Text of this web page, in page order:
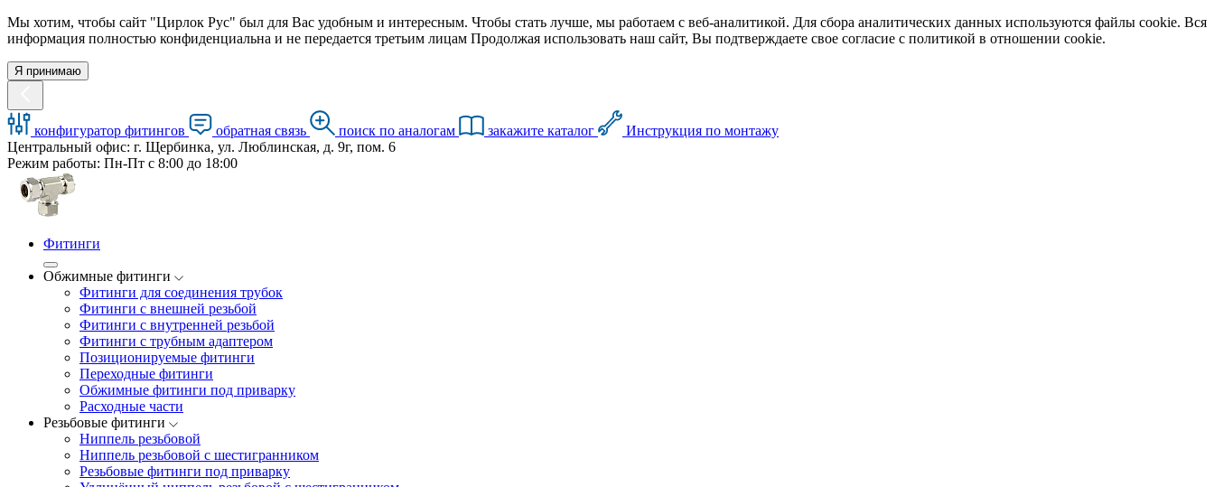
Мы хотим, чтобы сайт "Цирлок Рус" был для Вас удобным и интересным. Чтобы стать лучше, мы работаем с веб-аналитикой. Для сбора аналитических данных используются файлы cookie. Вся
информация полностью конфиденциальна и не передается третьим лицам Продолжая использовать наш сайт, Вы подтверждаете свое согласие с политикой в отношении cookie.
Я принимаю
конфигуратор фитингов обратная связь поиск по аналогам закажите каталог
Инструкция по монтажу
Центральный офис: г. Щербинка, ул. Люблинская, д. 9г, пом. 6
Режим работы: Пн-Пт с 8:00 до 18:00
Фитинги
Обжимные фитинги
Фитинги для соединения трубок
Фитинги с внешней резьбой
Фитинги с внутренней резьбой
Фитинги с трубным адаптером
Позиционируемые фитинги
Переходные фитинги
Обжимные фитинги под приварку
Расходные части
Резьбовые фитинги
Ниппель резьбовой
Ниппель резьбовой с шестигранником
Резьбовые фитинги под приварку